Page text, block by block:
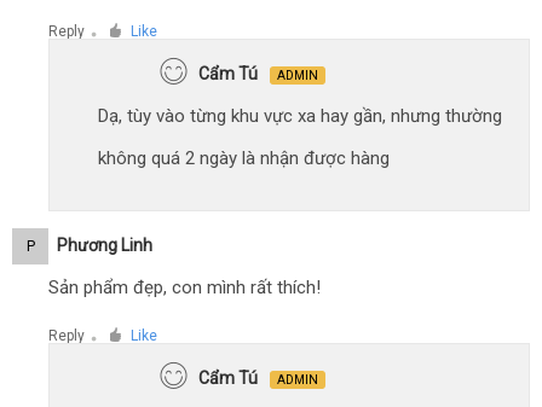
Reply ● Like
Cẩm Tú ADMIN
Dạ, tùy vào từng khu vực xa hay gần, nhưng thường
không quá 2 ngày là nhận được hàng
P Phương Linh
Sản phẩm đẹp, con mình rất thích!
Reply ● Like
Cẩm Tú ADMIN